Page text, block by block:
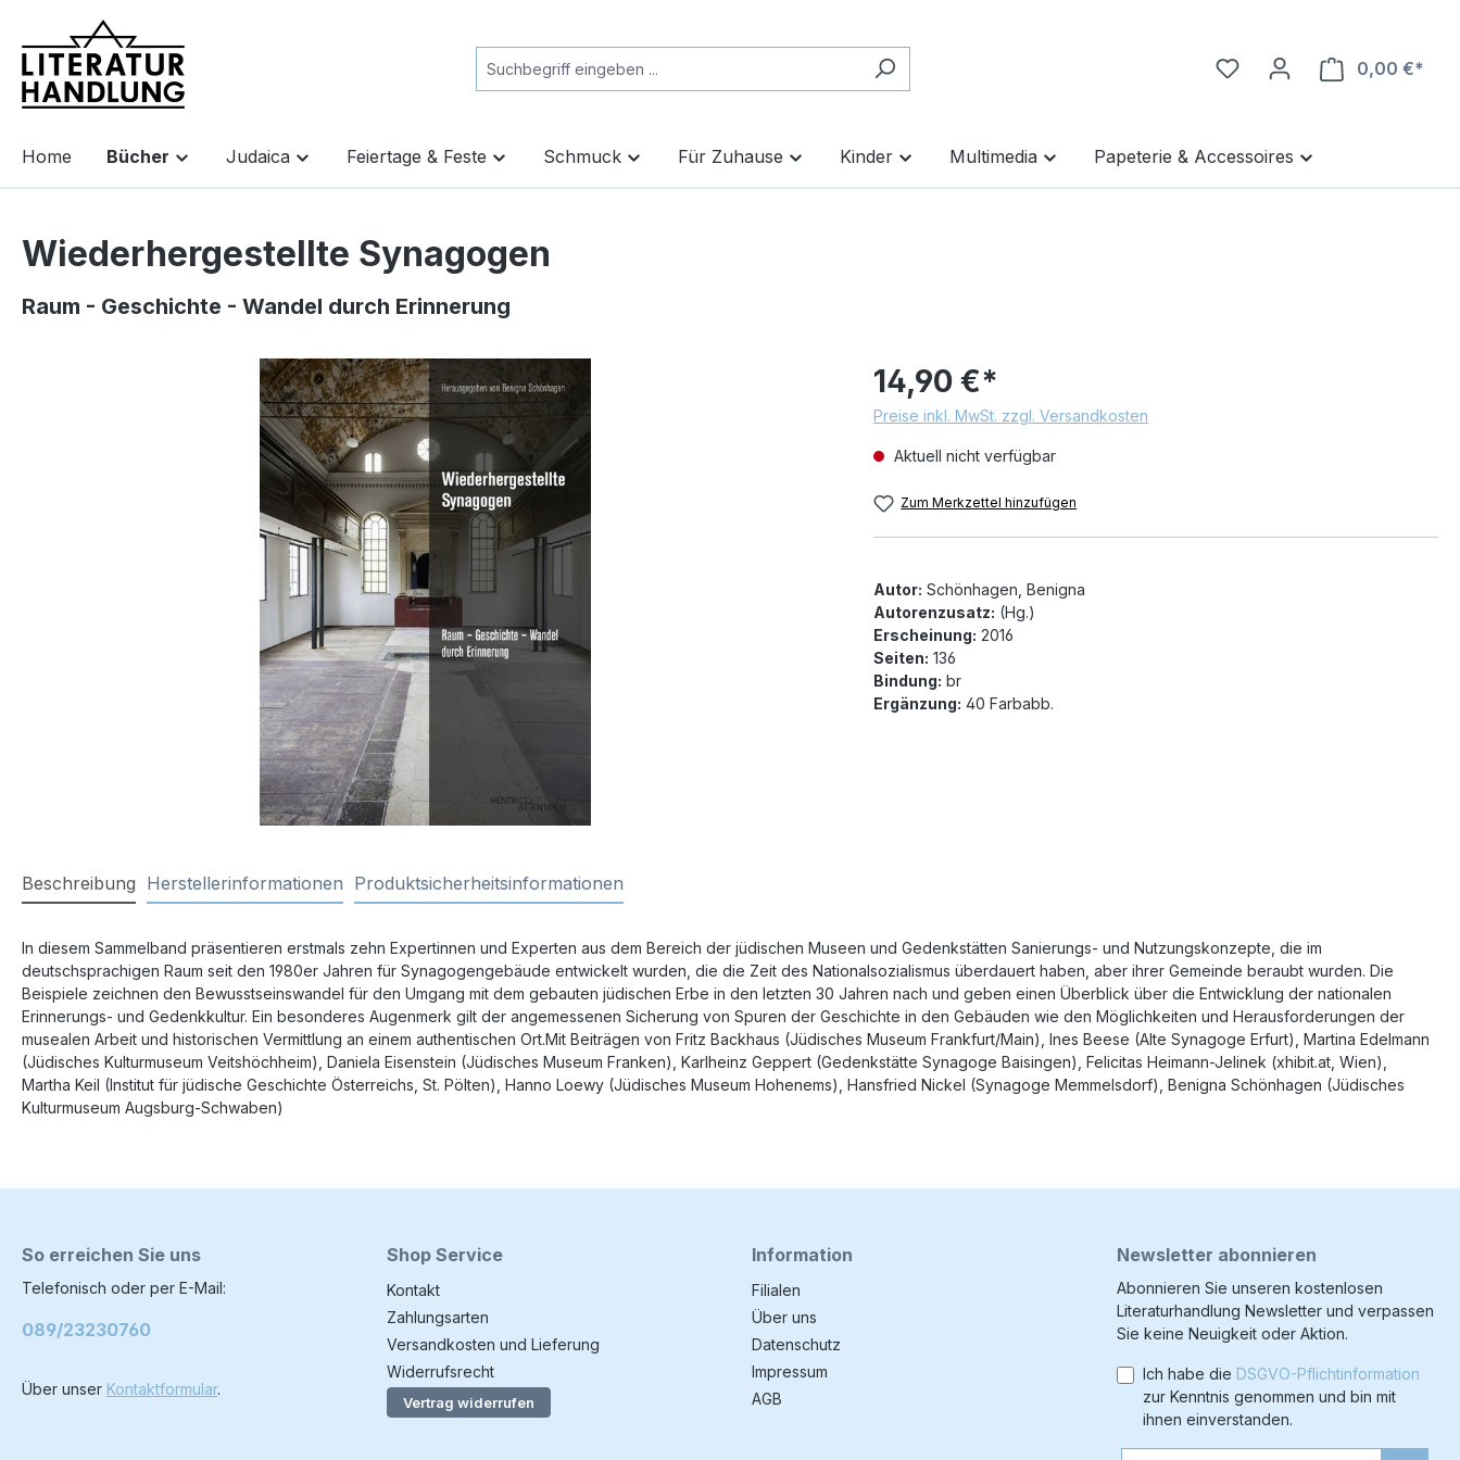
Zur Hauptnavigation springen
0,00 €*
Home Bücher Judaica Feiertage & Feste Schmuck Für Zuhause Kinder Multimedia Papeterie & Accessoires
Wiederhergestellte Synagogen
Raum - Geschichte - Wandel durch Erinnerung
14,90 €*
Preise inkl. MwSt. zzgl. Versandkosten
Aktuell nicht verfügbar
Zum Merkzettel hinzufügen
Autor: Schönhagen, Benigna
Autorenzusatz: (Hg.)
Erscheinung: 2016
Seiten: 136
Bindung: br
Ergänzung: 40 Farbabb.
Beschreibung Herstellerinformationen Produktsicherheitsinformationen
In diesem Sammelband präsentieren erstmals zehn Expertinnen und Experten aus dem Bereich der jüdischen Museen und Gedenkstätten Sanierungs- und Nutzungskonzepte, die im
deutschsprachigen Raum seit den 1980er Jahren für Synagogengebäude entwickelt wurden, die die Zeit des Nationalsozialismus überdauert haben, aber ihrer Gemeinde beraubt wurden. Die
Beispiele zeichnen den Bewusstseinswandel für den Umgang mit dem gebauten jüdischen Erbe in den letzten 30 Jahren nach und geben einen Überblick über die Entwicklung der nationalen
Erinnerungs- und Gedenkkultur. Ein besonderes Augenmerk gilt der angemessenen Sicherung von Spuren der Geschichte in den Gebäuden wie den Möglichkeiten und Herausforderungen der
musealen Arbeit und historischen Vermittlung an einem authentischen Ort.Mit Beiträgen von Fritz Backhaus (Jüdisches Museum Frankfurt/Main), Ines Beese (Alte Synagoge Erfurt), Martina Edelmann
(Jüdisches Kulturmuseum Veitshöchheim), Daniela Eisenstein (Jüdisches Museum Franken), Karlheinz Geppert (Gedenkstätte Synagoge Baisingen), Felicitas Heimann-Jelinek (xhibit.at, Wien),
Martha Keil (Institut für jüdische Geschichte Österreichs, St. Pölten), Hanno Loewy (Jüdisches Museum Hohenems), Hansfried Nickel (Synagoge Memmelsdorf), Benigna Schönhagen (Jüdisches
Kulturmuseum Augsburg-Schwaben)
So erreichen Sie uns
Telefonisch oder per E-Mail:
089/23230760
Über unser Kontaktformular.
Shop Service
Kontakt
Zahlungsarten
Versandkosten und Lieferung
Widerrufsrecht
Vertrag widerrufen
Information
Filialen
Über uns
Datenschutz
Impressum
AGB
Newsletter abonnieren
Abonnieren Sie unseren kostenlosen
Literaturhandlung Newsletter und verpassen
Sie keine Neuigkeit oder Aktion.
Ich habe die DSGVO-Pflichtinformation
zur Kenntnis genommen und bin mit
ihnen einverstanden.